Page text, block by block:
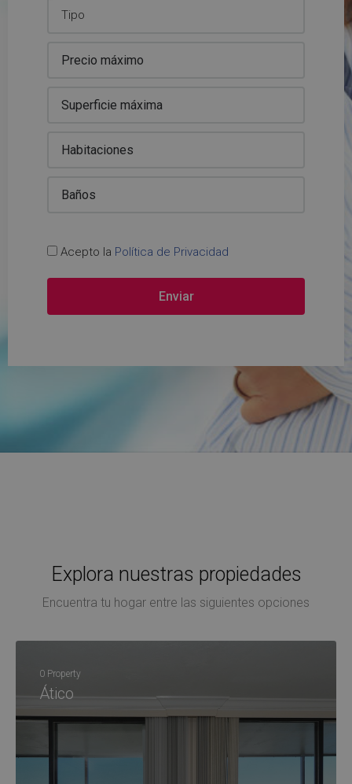
Acepto la Política de Privacidad
Enviar
Explora nuestras propiedades
Encuentra tu hogar entre las siguientes opciones
0 Property
Ático